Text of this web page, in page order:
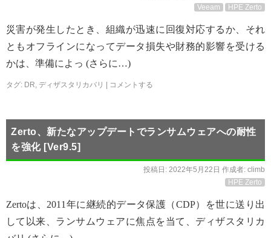
Veeam
HPE Zerto
災害が発生したとき、組織が迅速に回復対応するか、それ
ともオフラインになってデータ損失や財務的影響を受ける
かは、準備によっ (さらに…)
タグ: DR, ディザスタリカバリ コメントする
Zerto、新たなアップデートでランサムウェアへの耐性
を強化 [Ver9.5]
投稿日: 2022年5月22日 作成者: climb
HPE Zerto
Zertoは、2011年に継続的データ保護（CDP）を世に送り出
して以来、ランサムウェアに焦点を当て、ディザスタリカ